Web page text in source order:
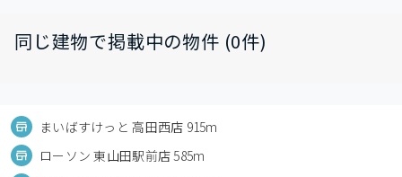
同じ建物で掲載中の物件 (0件)
まいばすけっと 高田西店 915m
ローソン 東山田駅前店 585m